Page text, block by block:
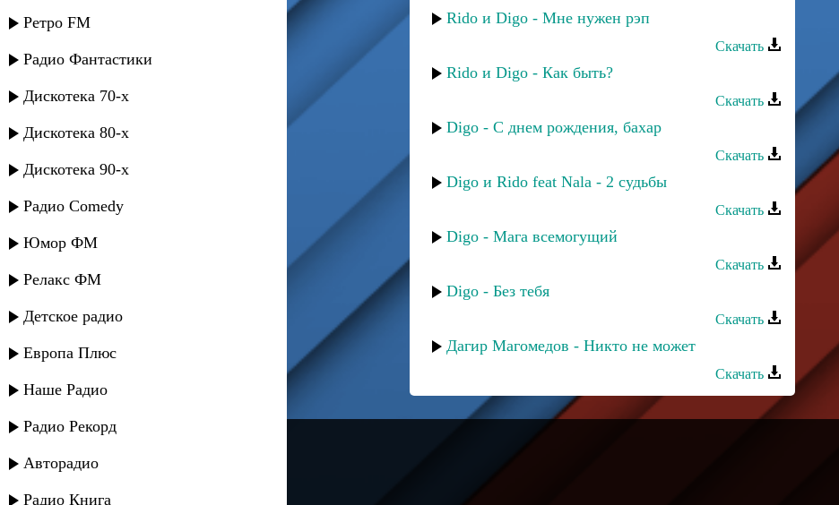
Ретро FM
Радио Фантастики
Дискотека 70-х
Дискотека 80-х
Дискотека 90-х
Радио Comedy
Юмор ФМ
Релакс ФМ
Детское радио
Европа Плюс
Наше Радио
Радио Рекорд
Авторадио
Радио Книга
Rido и Digo - Мне нужен рэп
Скачать
Rido и Digo - Как быть?
Скачать
Digo - С днем рождения, бахар
Скачать
Digo и Rido feat Nala - 2 судьбы
Скачать
Digo - Мага всемогущий
Скачать
Digo - Без тебя
Скачать
Дагир Магомедов - Никто не может
Скачать
Русское радио